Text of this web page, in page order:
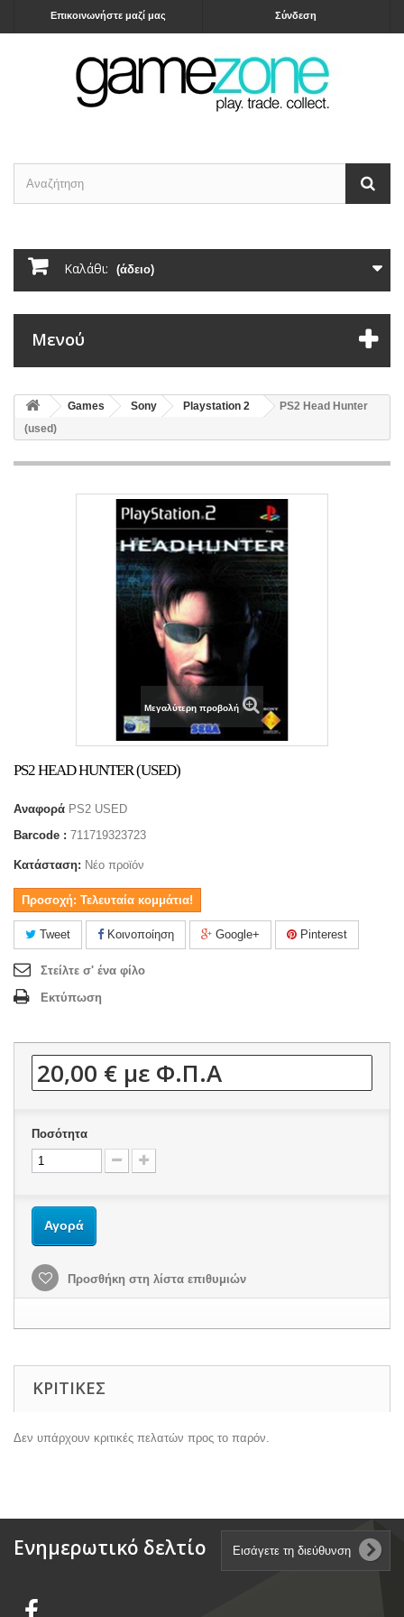
Σύνδεση
Επικοινωνήστε μαζί μας
Καλάθι: (άδειο)
Μενού
Games Sony Playstation 2
PS2 Head Hunter
(used)
Μεγαλύτερη προβολή
PS2 HEAD HUNTER (USED)
Αναφορά PS2 USED
Barcode : 711719323723
Κατάσταση: Νέο προϊόν
Προσοχή: Τελευταία κομμάτια!
Tweet Κοινοποίηση Google+ Pinterest
Στείλτε σ' ένα φίλο
Εκτύπωση
20,00 € με Φ.Π.Α
Ποσότητα
Αγορά
Προσθήκη στη λίστα επιθυμιών
ΚΡΙΤΙΚΈΣ
Δεν υπάρχουν κριτικές πελατών προς το παρόν.
Ενημερωτικό δελτίο